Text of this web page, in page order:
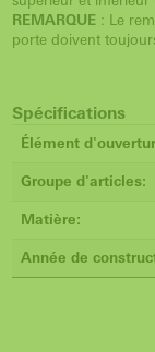
REMARQUE : Le
porte doivent
Spécifications
Élément
Groupe d'articles:
Matière:
Année de